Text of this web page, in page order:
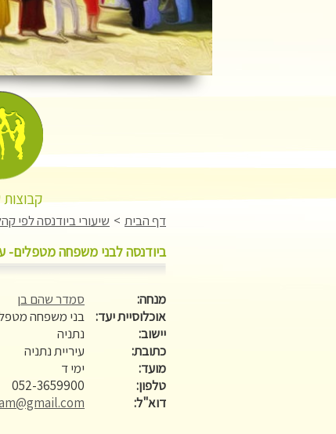
קבוצות
דף הבית > שיעורי ביודנסה לפי
ביודנסה לבני משפחה מטפלים-
מנחה:
סמדר שהם בן
אוכלוסיית יעד:
בני משפחה
יישוב:
נתניה
כתובת:
עיריית נתניה
מועד:
ימי ד
טלפון:
052-3659900
דוא"ל: